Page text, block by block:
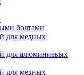
болтами
для медных
для алюминиевых
для медных